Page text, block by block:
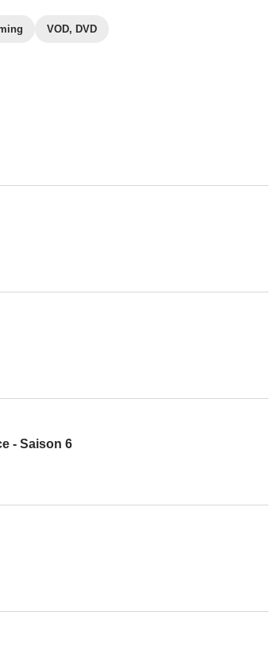
VOD, DVD
- Saison 6